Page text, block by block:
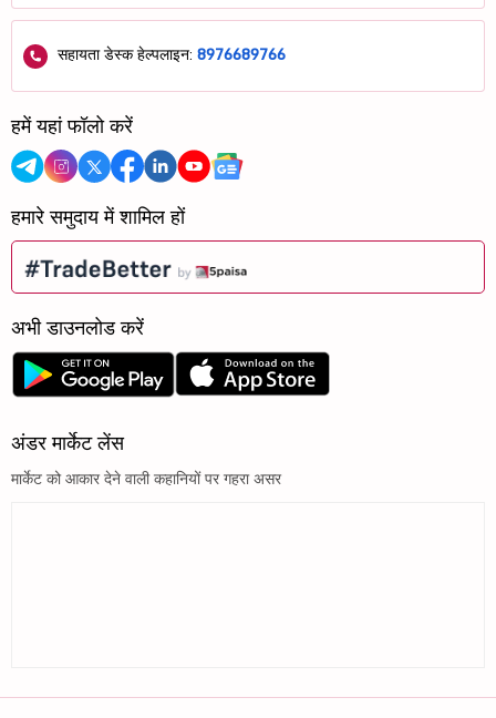
सहायता डेस्क हेल्पलाइन: 8976689766
हमें यहां फॉलो करें
हमारे समुदाय में शामिल हों
अभी डाउनलोड करें
अंडर मार्केट लेंस
मार्केट को आकार देने वाली कहानियों पर गहरा असर